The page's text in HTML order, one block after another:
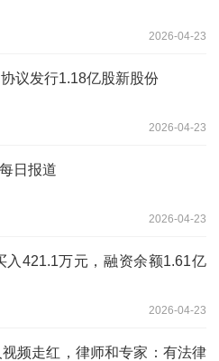
2026-04-23
议发行1.18亿股新股份
2026-04-23
日报道
2026-04-23
421.1万元，融资余额1.61亿
2026-04-23
频走红，律师和专家：有法律